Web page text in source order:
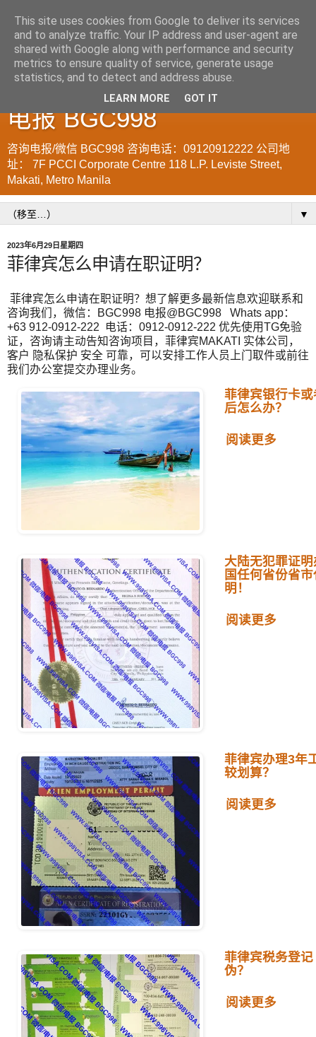
菲律宾998VISA移民公司
WWW.SRRV.DE 咨询微信/
电报 BGC998
咨询电报/微信 BGC998 咨询电话：09120912222 公司地
址： 7F PCCI Corporate Centre 118 L.P. Leviste Street,
Makati, Metro Manila
▼
2023年6月29日星期四
菲律宾怎么申请在职证明？
菲律宾怎么申请在职证明？想了解更多最新信息欢迎联系和
咨询我们，微信：BGC998 电报@BGC998 Whats app：
+63 912-0912-222 电话：0912-0912-222 优先使用TG免验
证，咨询请主动告知咨询项目，菲律宾MAKATI 实体公司，
客户 隐私保护 安全 可靠，可以安排工作人员上门取件或前往
我们办公室提交办理业务。
菲律宾银行卡
后怎么办？
阅读更多
大陆无犯罪证
国任何省份省
明！
阅读更多
菲律宾办理3年
较划算？
阅读更多
菲律宾税务登
伪？
阅读更多
This site uses cookies from Google to deliver its services
and to analyze traffic. Your IP address and user-agent are
shared with Google along with performance and security
metrics to ensure quality of service, generate usage
statistics, and to detect and address abuse.
LEARN MORE GOT IT